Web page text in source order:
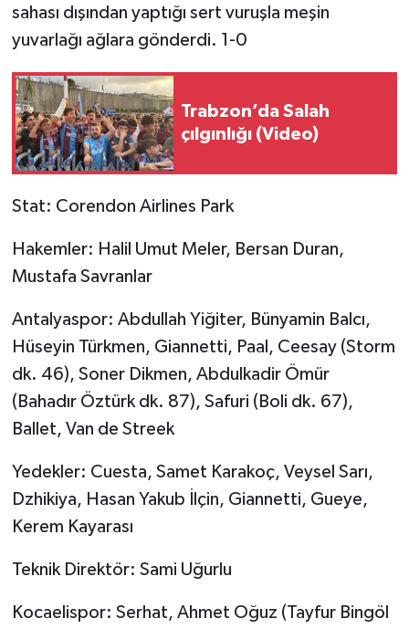
sahası dışından yaptığı sert vuruşla meşin
yuvarlağı ağlara gönderdi. 1-0
Trabzon’da Salah
çılgınlığı (Video)
Stat: Corendon Airlines Park
Hakemler: Halil Umut Meler, Bersan Duran,
Mustafa Savranlar
Antalyaspor: Abdullah Yiğiter, Bünyamin Balcı,
Hüseyin Türkmen, Giannetti, Paal, Ceesay (Storm
dk. 46), Soner Dikmen, Abdulkadir Ömür
(Bahadır Öztürk dk. 87), Safuri (Boli dk. 67),
Ballet, Van de Streek
Yedekler: Cuesta, Samet Karakoç, Veysel Sarı,
Dzhikiya, Hasan Yakub İlçin, Giannetti, Gueye,
Kerem Kayarası
Teknik Direktör: Sami Uğurlu
Kocaelispor: Serhat, Ahmet Oğuz (Tayfur Bingöl